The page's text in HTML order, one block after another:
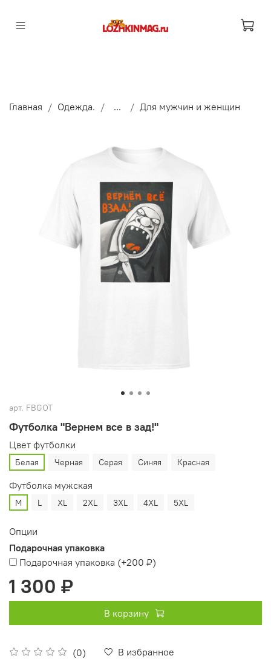
Главная Одежда. ... Для мужчин и женщин
арт. FBGOT
Футболка "Вернем все в зад!"
(0) В избранное
Цвет футболки
Белая Черная Серая Синяя Красная
Футболка мужская
M L XL 2XL 3XL 4XL 5XL
Опции
Подарочная упаковка
Подарочная упаковка (+200 ₽)
1 300 ₽
В корзину